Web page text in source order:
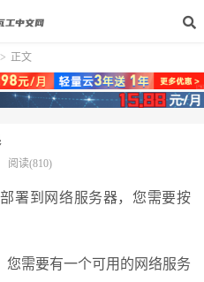
> 正文
阅读(810)
部署到网络服务器，您需要按
您需要有一个可用的网络服务